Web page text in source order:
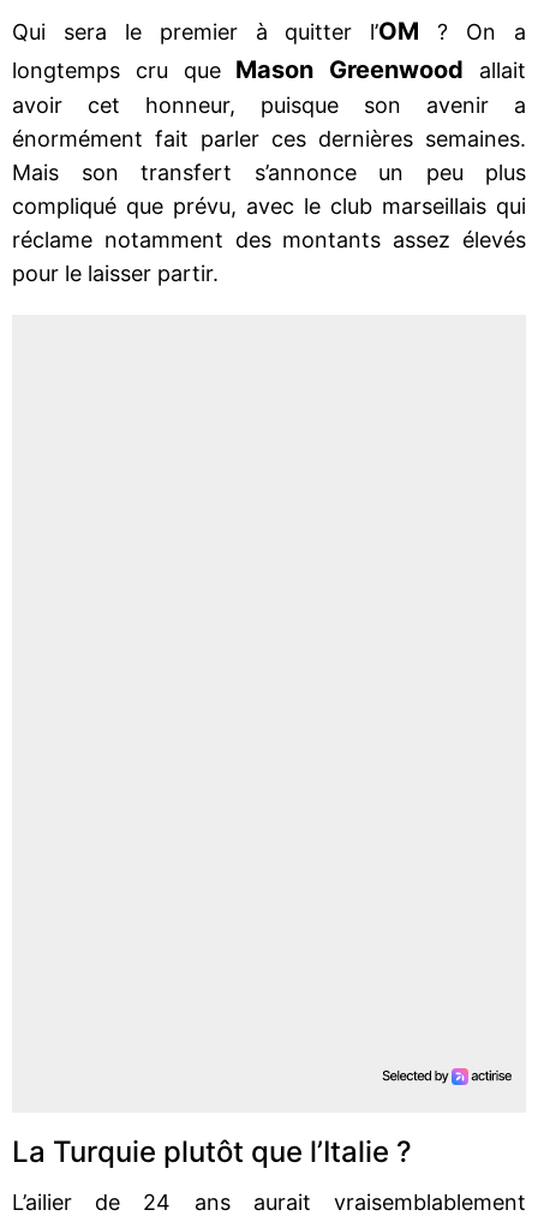
Qui sera le premier à quitter l’OM ? On a
longtemps cru que Mason Greenwood
allait
avoir cet honneur, puisque son avenir a
énormément fait parler ces dernières semaines.
Mais son transfert s’annonce un peu plus
compliqué que prévu, avec le club marseillais qui
réclame notamment des montants assez élevés
pour le laisser partir.
La Turquie plutôt que l’Italie ?
L’ailier de 24 ans aurait vraisemblablement